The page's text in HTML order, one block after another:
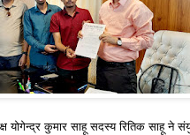
कुमार साहू सदस्य रितिक साहू ने